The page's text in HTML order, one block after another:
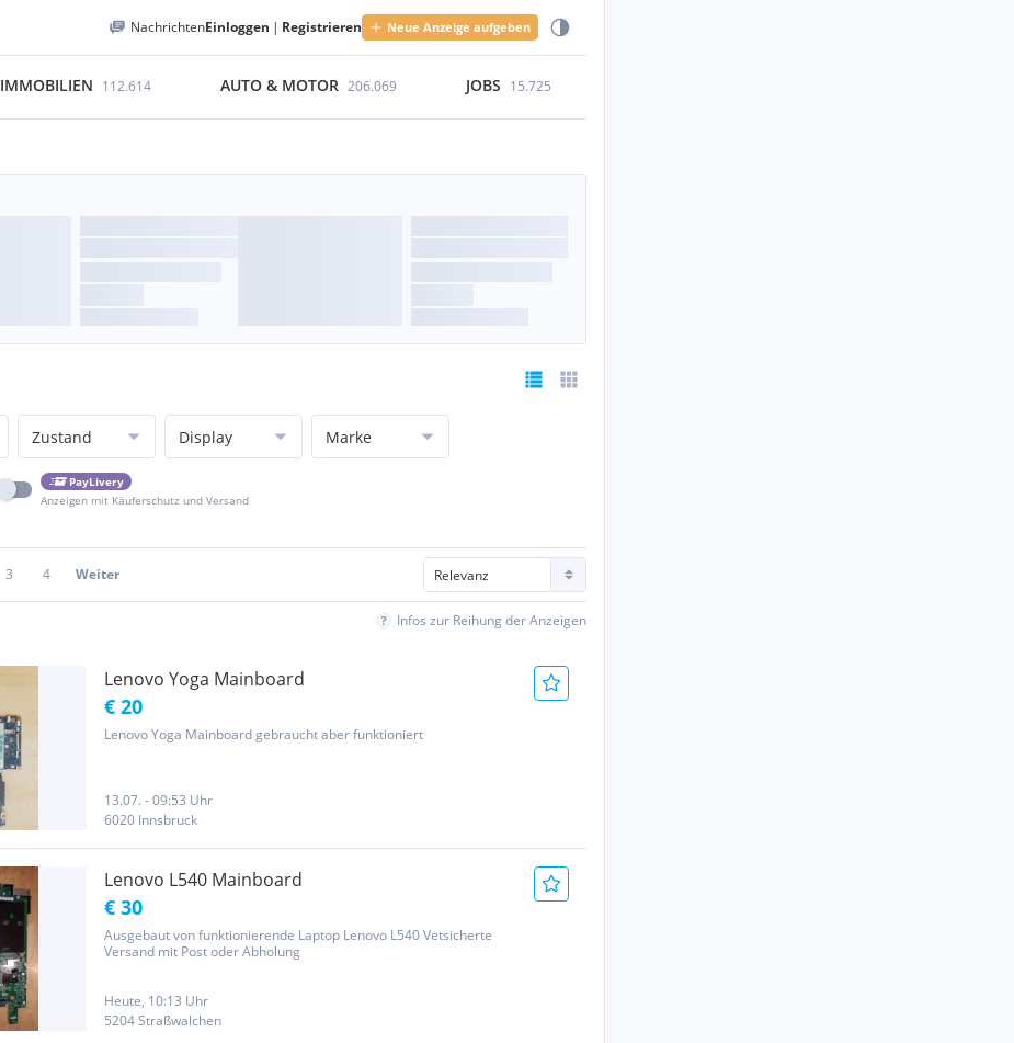
NachrichtenEinloggen | Registrieren Neue Anzeige aufgeben
IMMOBILIEN 112.614 AUTO & MOTOR 206.069 JOBS 15.725
Zustand Display Marke
PayLivery
Anzeigen mit Käuferschutz und Versand
3 4 Weiter
Infos zur Reihung der Anzeigen
Lenovo Yoga Mainboard
€ 20
Lenovo Yoga Mainboard gebraucht aber funktioniert
13.07. - 09:53 Uhr
6020 Innsbruck
Lenovo L540 Mainboard
€ 30
Ausgebaut von funktionierende Laptop Lenovo L540 Vetsicherte
Versand mit Post oder Abholung
Heute, 10:13 Uhr
5204 Straßwalchen